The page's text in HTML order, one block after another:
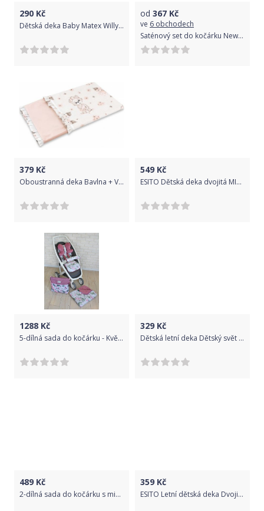
290 Kč
Dětská deka Baby Matex Willy 85x100 růžová
od 367 Kč
ve 6 obchodech
Saténový set do kočárku New Baby Bílá
379 Kč
Oboustranná deka Bavlna + Velvet 100 x 75 cm, Míša Baletka, pudrová
549 Kč
ESITO Dětská deka dvojitá MINKY jednobarevná - 75 x 100 cm / bílá
1288 Kč
5-dílná sada do kočárku - Květinky/flowers - vínová, Ce19
329 Kč
Dětská letní deka Dětský svět bavlněná sedící nosorožec
489 Kč
2-dílná sada do kočárku s minky - černé hvězdy a hvězdičky/minky sv. modrá
359 Kč
ESITO Letní dětská deka Dvojitá Bavlna Měsíček - 75 x 100 cm / šedá